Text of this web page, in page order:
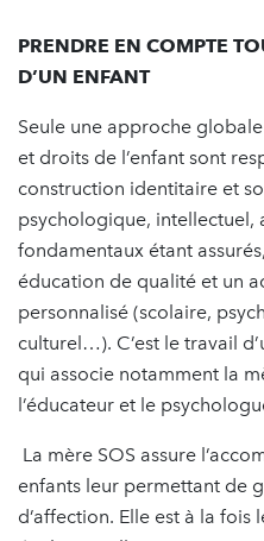
PRENDRE EN COMPTE
D’UN ENFANT
Seule une approche
et droits de l’enfant sont
construction identitaire et
psychologique, intellectuel,
fondamentaux étant
éducation de qualité et un
personnalisé (scolaire,
culturel…). C’est le travail
qui associe notamment la
l’éducateur et le
La mère SOS assure
enfants leur permettant de
d’affection. Elle est à la